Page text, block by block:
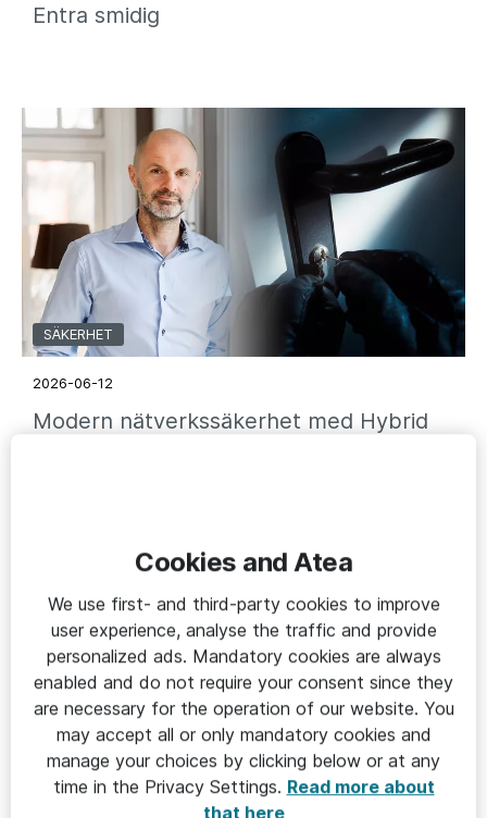
Entra smidig
SÄKERHET
2026-06-12
Modern nätverkssäkerhet med Hybrid
SÄKERHET
Cookies and Atea
We use first- and third-party cookies to improve
user experience, analyse the traffic and provide
personalized ads. Mandatory cookies are always
enabled and do not require your consent since they
are necessary for the operation of our website. You
may accept all or only mandatory cookies and
manage your choices by clicking below or at any
time in the Privacy Settings. Read more about
that here